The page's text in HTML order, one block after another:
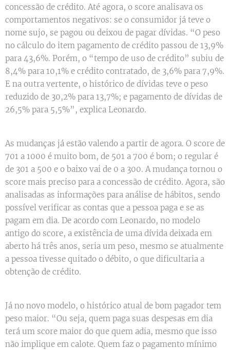
concessão de crédito. Até agora, o score analisava os
comportamentos negativos: se o consumidor já teve o
nome sujo, se pagou ou deixou de pagar dívidas. “O peso
no cálculo do item pagamento de crédito passou de 13,9%
para 43,6%. Porém, o “tempo de uso de crédito” subiu de
8,4% para 10,1% e crédito contratado, de 3,6% para 7,9%.
E na outra vertente, o histórico de dívidas teve o peso
reduzido de 30,2% para 13,7%; e pagamento de dívidas de
26,5% para 5,5%”, explica Leonardo.
As mudanças já estão valendo a partir de agora. O score de
701 a 1000 é muito bom, de 501 a 700 é bom; o regular é
de 301 a 500 e o baixo vai de 0 a 300. A mudança tornou o
score mais preciso para a concessão de crédito. Agora, são
analisadas as informações para análise de hábitos, sendo
possível verificar as contas que a pessoa paga e se as
pagam em dia. De acordo com Leonardo, no modelo
antigo do score, a existência de uma dívida deixada em
aberto há três anos, seria um peso, mesmo se atualmente
a pessoa tivesse quitado o débito, o que dificultaria a
obtenção de crédito.
Já no novo modelo, o histórico atual de bom pagador tem
peso maior. “Ou seja, quem paga suas despesas em dia
terá um score maior do que quem adia, mesmo que isso
não implique em calote. Quem faz o pagamento mínimo